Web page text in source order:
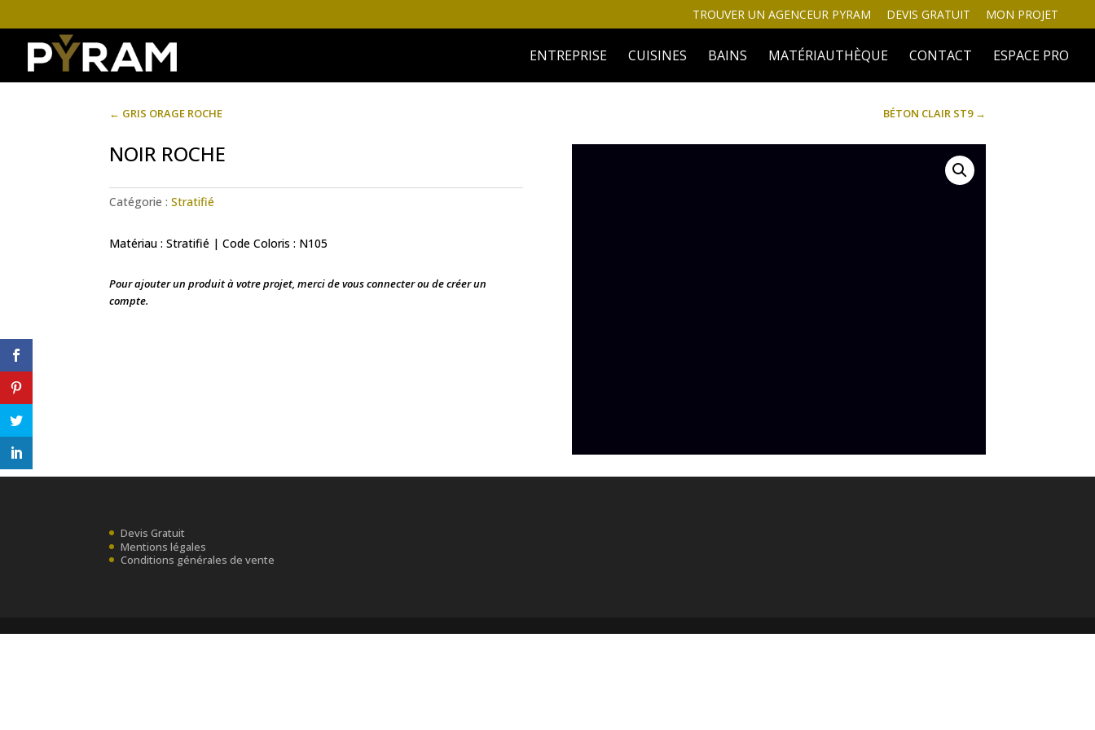
TROUVER UN AGENCEUR PYRAM DEVIS GRATUIT MON PROJET
ENTREPRISE CUISINES BAINS MATÉRIAUTHÈQUE CONTACT ESPACE PRO
← GRIS ORAGE ROCHE BÉTON CLAIR ST9→
NOIR ROCHE
Catégorie :Stratifié
Matériau : Stratifié | Code Coloris : N105
Pour ajouter un produit à votre projet, merci de vous connecter ou de créer un
compte.
Devis Gratuit
Mentions légales
Conditions générales de vente